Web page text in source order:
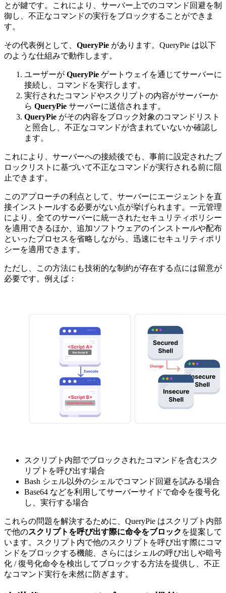
とが鍵です。これにより、サーバー上でのコマンド回避を制
御し、不正なコマンドの実行をブロックすることができま
す。
その代表例として、 QueryPie があります。QueryPie は以下
のような仕組みで動作します。
ユーザーが QueryPie ゲートウェイを通じてサーバーに
接続し、コマンドを実行します。
実行されたコマンドやスクリプトの内容がサーバーか
ら QueryPie サーバーに送信されます。
QueryPie がその内容をブロック対象のコマンドリスト
と照合し、不正なコマンドが含まれていないか確認し
ます。
これにより、サーバーへの接続後でも、事前に設定されたブ
ロックリストに基づいて不正なコマンドが実行される前に阻
止できます。
このアプローチの利点として、サーバーにエージェントを直
接インストールする必要がない点が挙げられます。一元管理
により、全てのサーバーに統一されたセキュリティポリシー
を適用できるほか、追加ソフトウェアのインストールや配布
といったプロセスを省略しながら、迅速にセキュリティポリ
シーを適用できます。
ただし、この方法にも技術的な制約が存在する点には留意が
必要です。例えば：
スクリプト内部でブロックされたコマンドを含むスク
リプトを呼び出す場合
Bash シェル以外のシェルでコマンド回避を試みる場合
Base64 などを利用してサーバーサイドで命令を復号化
し、実行する場合
これらの問題を解決するために、QueryPie はスクリプト内部
で他のスクリプトを呼び出す際に命令をブロック を提案して
います。スクリプト内で他のスクリプトを呼び出す際にコマ
ンドをブロックする機能、さらにはシェルの呼び出しや暗号
化 / 復号化命令を検出してブロックする方法を提供し、不正
なコマンド実行を未然に防ぎます。